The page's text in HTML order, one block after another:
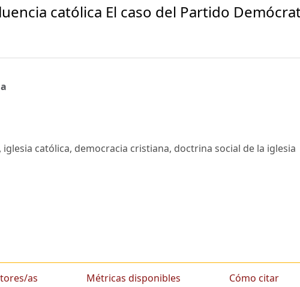
católica El caso del Partido
católica, democracia cristiana, doctrina social de la iglesia
as Métricas disponibles Cómo citar